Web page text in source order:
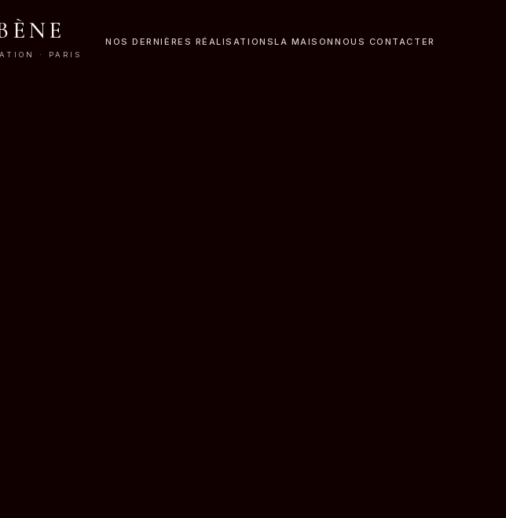
· PARIS
NOS DERNIÈRES RÉALISATIONSLA MAISONNOUS CONTACTER